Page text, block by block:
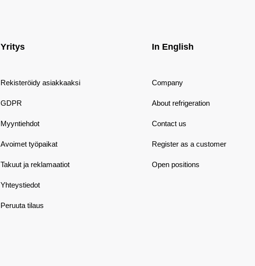
Yritys
Rekisteröidy asiakkaaksi
GDPR
Myyntiehdot
Avoimet työpaikat
Takuut ja reklamaatiot
Yhteystiedot
Peruuta tilaus
In English
Company
About refrigeration
Contact us
Register as a customer
Open positions